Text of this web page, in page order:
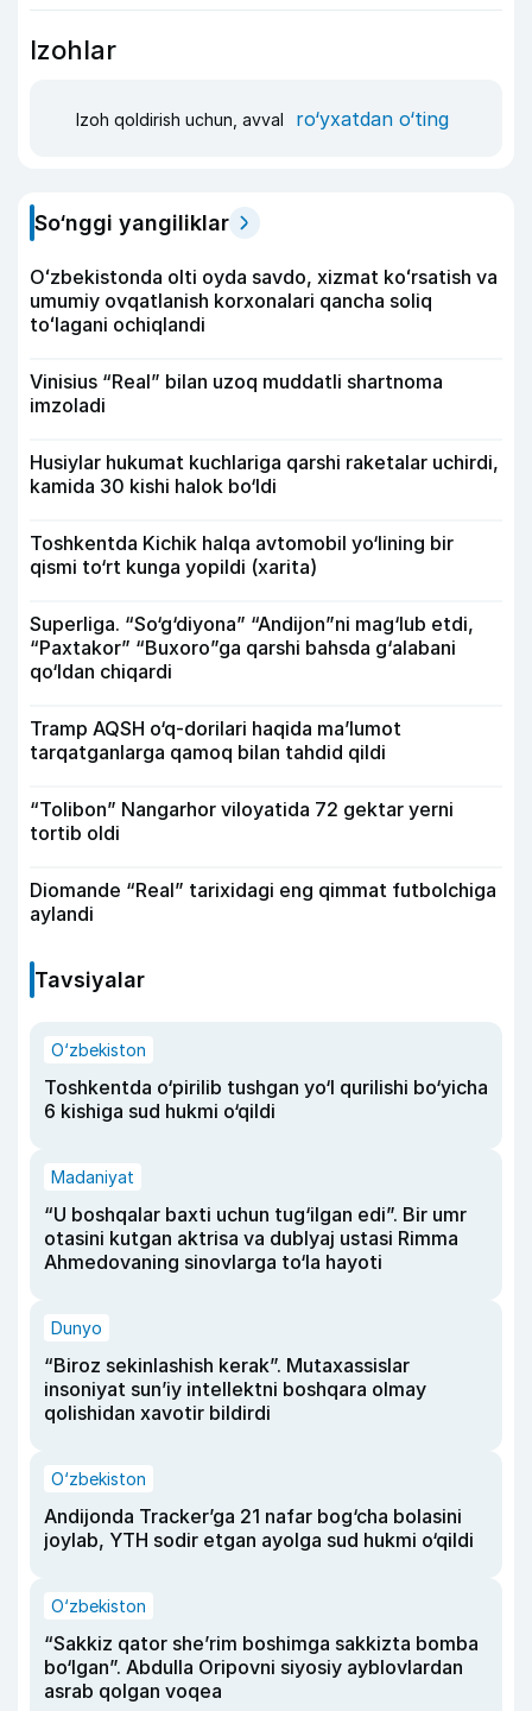
Izohlar
Izoh qoldirish uchun, avval ro‘yxatdan o‘ting
So‘nggi yangiliklar
Oʻzbekistonda olti oyda savdo, xizmat koʻrsatish va
umumiy ovqatlanish korxonalari qancha soliq
toʻlagani ochiqlandi
Vinisius “Real” bilan uzoq muddatli shartnoma
imzoladi
Husiylar hukumat kuchlariga qarshi raketalar uchirdi,
kamida 30 kishi halok bo‘ldi
Toshkentda Kichik halqa avtomobil yo‘lining bir
qismi to‘rt kunga yopildi (xarita)
Superliga. “So‘g‘diyona” “Andijon”ni mag‘lub etdi,
“Paxtakor” “Buxoro”ga qarshi bahsda g‘alabani
qo‘ldan chiqardi
Tramp AQSH o‘q-dorilari haqida ma’lumot
tarqatganlarga qamoq bilan tahdid qildi
“Tolibon” Nangarhor viloyatida 72 gektar yerni
tortib oldi
Diomande “Real” tarixidagi eng qimmat futbolchiga
aylandi
Tavsiyalar
O‘zbekiston
Toshkentda o‘pirilib tushgan yo‘l qurilishi bo‘yicha
6 kishiga sud hukmi o‘qildi
Madaniyat
“U boshqalar baxti uchun tug‘ilgan edi”. Bir umr
otasini kutgan aktrisa va dublyaj ustasi Rimma
Ahmedovaning sinovlarga to‘la hayoti
Dunyo
“Biroz sekinlashish kerak”. Mutaxassislar
insoniyat sun’iy intellektni boshqara olmay
qolishidan xavotir bildirdi
O‘zbekiston
Andijonda Tracker’ga 21 nafar bog‘cha bolasini
joylab, YTH sodir etgan ayolga sud hukmi o‘qildi
O‘zbekiston
“Sakkiz qator she’rim boshimga sakkizta bomba
bo‘lgan”. Abdulla Oripovni siyosiy ayblovlardan
asrab qolgan voqea